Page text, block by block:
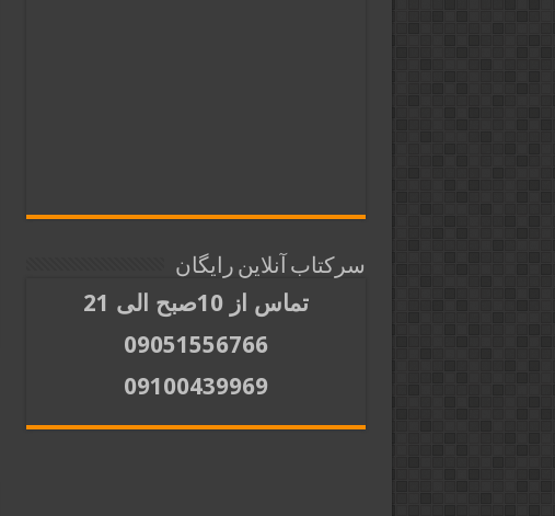
سرکتاب آنلاین رایگان
تماس از 10صبح الی 21
09051556766
09100439969